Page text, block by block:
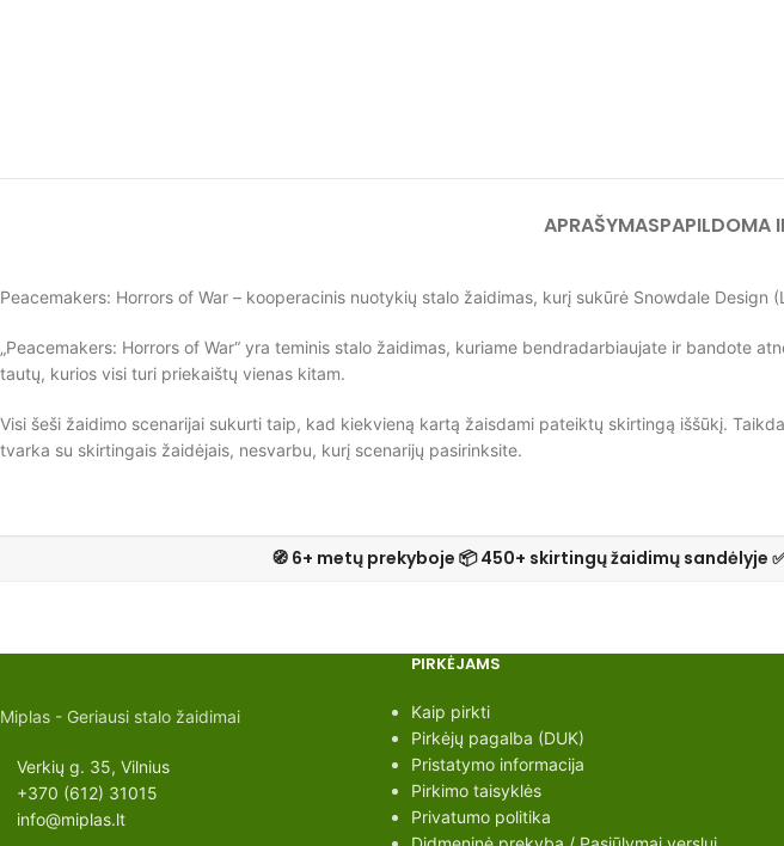
APRAŠYMASPAPILDOMA
Peacemakers: Horrors of War – kooperacinis nuotykių stalo žaidimas, kurį sukūrė Snowdale Design
„Peacemakers: Horrors of War“ yra teminis stalo žaidimas, kuriame bendradarbiaujate ir bandote
tautų, kurios visi turi priekaištų vienas kitam.
Visi šeši žaidimo scenarijai sukurti taip, kad kiekvieną kartą žaisdami pateiktų skirtingą iššūkį.
tvarka su skirtingais žaidėjais, nesvarbu, kurį scenarijų pasirinksite.
🧭 6+ metų prekyboje 📦 450+ skirtingų žaidimų sandėlyje
Miplas - Geriausi stalo žaidimai
Verkių g. 35, Vilnius
+370 (612) 31015
info@miplas.lt
PIRKĖJAMS
Kaip pirkti
Pirkėjų pagalba (DUK)
Pristatymo informacija
Pirkimo taisyklės
Privatumo politika